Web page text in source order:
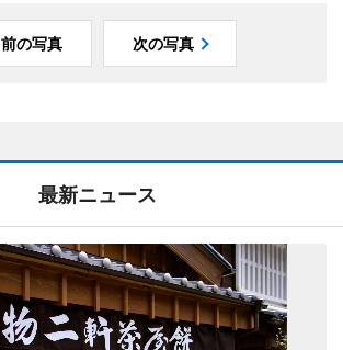
前の写真 次の写真
最新ニュース